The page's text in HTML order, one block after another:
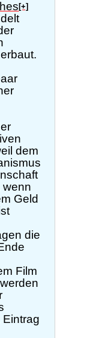
[+]
dem
wenn
Geld
die
Film
Eintrag